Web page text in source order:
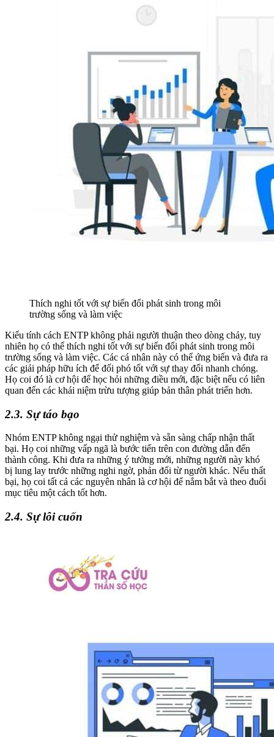
Thích nghi tốt với sự biến đổi phát sinh trong môi
trường sống và làm việc
Kiểu tính cách ENTP không phải người thuận theo dòng chảy, tuy
nhiên họ có thể thích nghi tốt với sự biến đổi phát sinh trong môi
trường sống và làm việc. Các cá nhân này có thể ứng biến và đưa ra
các giải pháp hữu ích để đối phó tốt với sự thay đổi nhanh chóng.
Họ coi đó là cơ hội để học hỏi những điều mới, đặc biệt nếu có liên
quan đến các khái niệm trừu tượng giúp bản thân phát triển hơn.
2.3. Sự táo bạo
Nhóm ENTP không ngại thử nghiệm và sẵn sàng chấp nhận thất
bại. Họ coi những vấp ngã là bước tiến trên con đường dẫn đến
thành công. Khi đưa ra những ý tưởng mới, những người này khó
bị lung lay trước những nghi ngờ, phản đối từ người khác. Nếu thất
bại, họ coi tất cả các nguyên nhân là cơ hội để nắm bắt và theo đuổi
mục tiêu một cách tốt hơn.
2.4. Sự lôi cuốn